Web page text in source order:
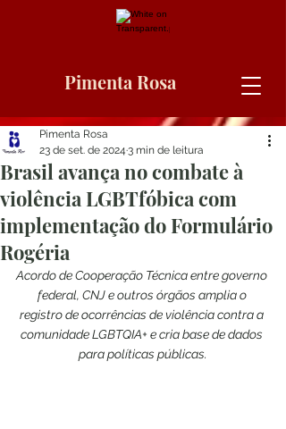
Pimenta Rosa
Brasil avança no combate à
violência LGBTfóbica com
implementação do Formulário
Rogéria
Pimenta Rosa
23 de set. de 2024 3 min de leitura
Acordo de Cooperação Técnica entre governo
federal, CNJ e outros órgãos amplia o
registro de ocorrências de violência contra a
comunidade LGBTQIA+ e cria base de dados
para políticas públicas.